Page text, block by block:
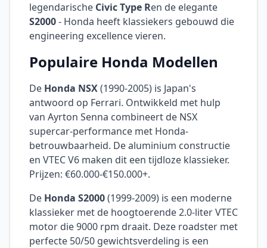
legendarische Civic Type Ren de elegante
S2000- Honda heeft klassiekers gebouwd die
engineering excellence vieren.
Populaire Honda Modellen
De Honda NSX(1990-2005) is Japan's
antwoord op Ferrari. Ontwikkeld met hulp
van Ayrton Senna combineert de NSX
supercar-performance met Honda-
betrouwbaarheid. De aluminium constructie
en VTEC V6 maken dit een tijdloze klassieker.
Prijzen: €60.000-€150.000+.
De Honda S2000(1999-2009) is een moderne
klassieker met de hoogtoerende 2.0-liter VTEC
motor die 9000 rpm draait. Deze roadster met
perfecte 50/50 gewichtsverdeling is een